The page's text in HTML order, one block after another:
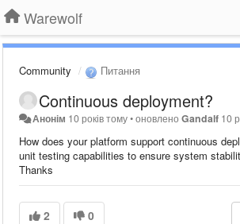
Warewolf
Community Питання
Continuous deployment?
Анонім 10 років тому•оновленоGandalf 10
How does your platform support continuous
unit testing capabilities to ensure system
Thanks
2 0